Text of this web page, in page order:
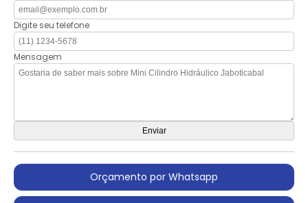
Digite seu telefone
Mensagem
Orçamento por Whatsapp